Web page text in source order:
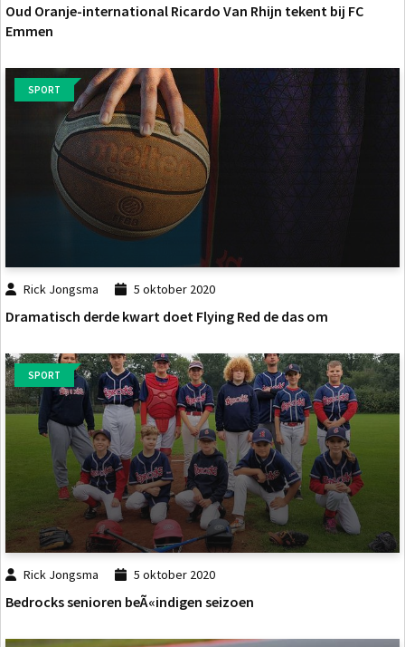
Oud Oranje-international Ricardo Van Rhijn tekent bij FC
Emmen
SPORT
Rick Jongsma 5 oktober 2020
Dramatisch derde kwart doet Flying Red de das om
SPORT
Rick Jongsma 5 oktober 2020
Bedrocks senioren beÃ«indigen seizoen